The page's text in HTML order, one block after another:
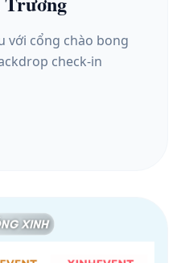
với cổng chào bong
check-in